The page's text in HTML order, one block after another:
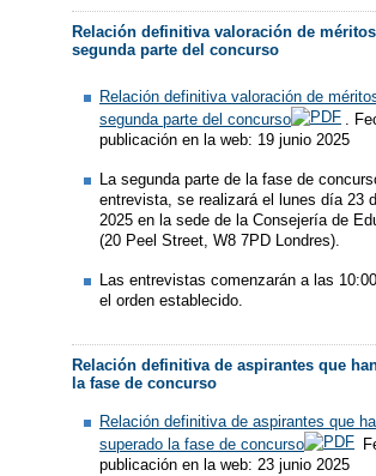
Relación definitiva valoración de
segunda parte del concurso
Relación definitiva valoración de
segunda parte del concurso
.
publicación en la web: 19 junio 2025
La segunda parte de la fase de
entrevista, se realizará el lunes día 23
2025 en la sede de la Consejería de
(20 Peel Street, W8 7PD Londres).
Las entrevistas comenzarán a las
el orden establecido.
Relación definitiva de aspirantes que
la fase de concurso
Relación definitiva de aspirantes que
superado la fase de concurso
publicación en la web: 23 junio 2025